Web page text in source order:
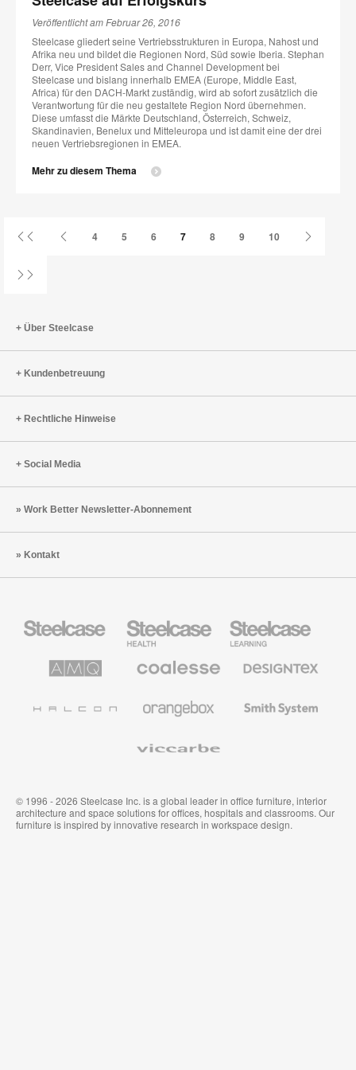
Veröffentlicht am Februar 26, 2016
Steelcase gliedert seine Vertriebsstrukturen in Europa, Nahost und
Afrika neu und bildet die Regionen Nord, Süd sowie Iberia. Stephan
Derr, Vice President Sales and Channel Development bei
Steelcase und bislang innerhalb EMEA (Europe, Middle East,
Africa) für den DACH-Markt zuständig, wird ab sofort zusätzlich die
Verantwortung für die neu gestaltete Region Nord übernehmen.
Diese umfasst die Märkte Deutschland, Österreich, Schweiz,
Skandinavien, Benelux und Mitteleuropa und ist damit eine der drei
neuen Vertriebsregionen in EMEA.
Mehr zu diesem Thema
Vorherige
4 5 6 7 8 9 10
Über Steelcase
Kundenbetreuung
Rechtliche Hinweise
Social Media
Work Better Newsletter-Abonnement
Kontakt
Büromöbel
Health
Education
Möbel
Solutions
Büromöbel
Textilien
System
© 1996 - 2026 Steelcase Inc. is a global leader in office furniture, interior
architecture and space solutions for offices, hospitals and classrooms. Our
furniture is inspired by innovative research in workspace design.